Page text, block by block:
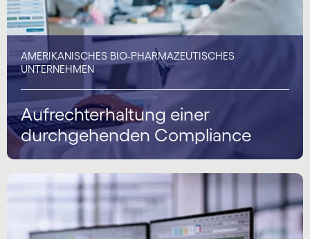
AMERIKANISCHES BIO-PHARMAZEUTISCHES
UNTERNEHMEN
Aufrechterhaltung einer
durchgehenden Compliance